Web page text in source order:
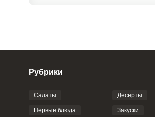
Фото до 4 шт, до 5 mb
Рубрики
Салаты
Первые блюда
Десерты
Закуски